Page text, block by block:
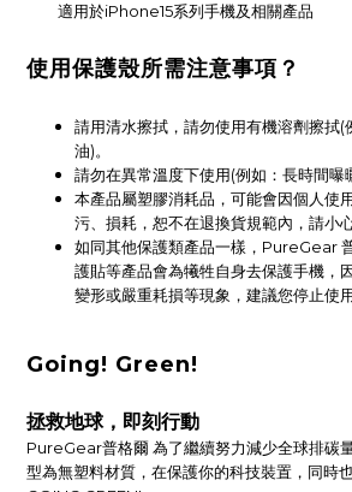
適用於iPhone15系列手機及相關產品
使用保護殼所需注意事項？
請用清水擦拭，請勿使用有機溶劑擦拭(
油)。
請勿在異常溫度下使用(例如：長時間曝
本產品屬塑膠消耗品，可能會因個人使
污、損耗，恕不在退換貨規範內，請小
如同其他保護類產品一樣，PureGear
護貼等產品會為犧牲自身去保護手機，
變形或嚴重耗損等現象，建議您停止使
Going! Green!
拯救地球，即刻行動
PureGear普格爾 為了繼續努力減少全球排碳
型為無塑料材質，在保護你的科技裝置，同時